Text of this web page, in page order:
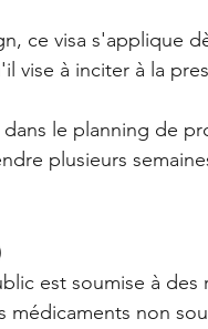
ce visa s'applique
à inciter à la
le planning de
plusieurs
est soumise à
médicaments non